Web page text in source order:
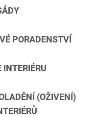
PORADENSTVÍ
INTERIÉRU
(OŽIVENÍ)